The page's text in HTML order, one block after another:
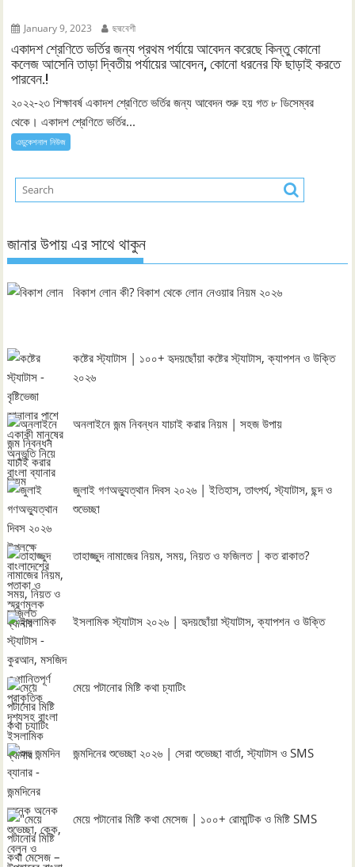
January 9, 2023 ছদ্মবেশী
একাদশ শ্রেণিতে ভর্তির জন্য প্রথম পর্যায়ে আবেদন করেছে কিন্তু কোনো
কলেজ আসেনি তাড়া দ্বিতীয় পর্যায়ের আবেদন, কোনো ধরনের ফি ছাড়াই করতে
পারবেন.!
২০২২-২৩ শিক্ষাবর্ষ একাদশ শ্রেণিতে ভর্তির জন্য আবেদন শুরু হয় গত ৮ ডিসেম্বর
থেকে। একাদশ শ্রেণিতে ভর্তির...
এডুকেশনাল নিউজ
জানার উপায় এর সাথে থাকুন
বিকাশ লোন কী? বিকাশ থেকে লোন নেওয়ার নিয়ম ২০২৬
কষ্টের স্ট্যাটাস | ১০০+ হৃদয়ছোঁয়া কষ্টের স্ট্যাটাস, ক্যাপশন ও উক্তি
২০২৬
অনলাইনে জন্ম নিবন্ধন যাচাই করার নিয়ম | সহজ উপায়
জুলাই গণঅভ্যুত্থান দিবস ২০২৬ | ইতিহাস, তাৎপর্য, স্ট্যাটাস, ছন্দ ও
শুভেচ্ছা
তাহাজ্জুদ নামাজের নিয়ম, সময়, নিয়ত ও ফজিলত | কত রাকাত?
ইসলামিক স্ট্যাটাস ২০২৬ | হৃদয়ছোঁয়া স্ট্যাটাস, ক্যাপশন ও উক্তি
মেয়ে পটানোর মিষ্টি কথা চ্যাটিং
জন্মদিনের শুভেচ্ছা ২০২৬ | সেরা শুভেচ্ছা বার্তা, স্ট্যাটাস ও SMS
মেয়ে পটানোর মিষ্টি কথা মেসেজ | ১০০+ রোমান্টিক ও মিষ্টি SMS